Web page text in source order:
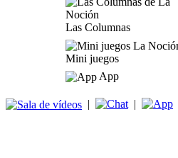
Las Columnas
Mini juegos
App
| |